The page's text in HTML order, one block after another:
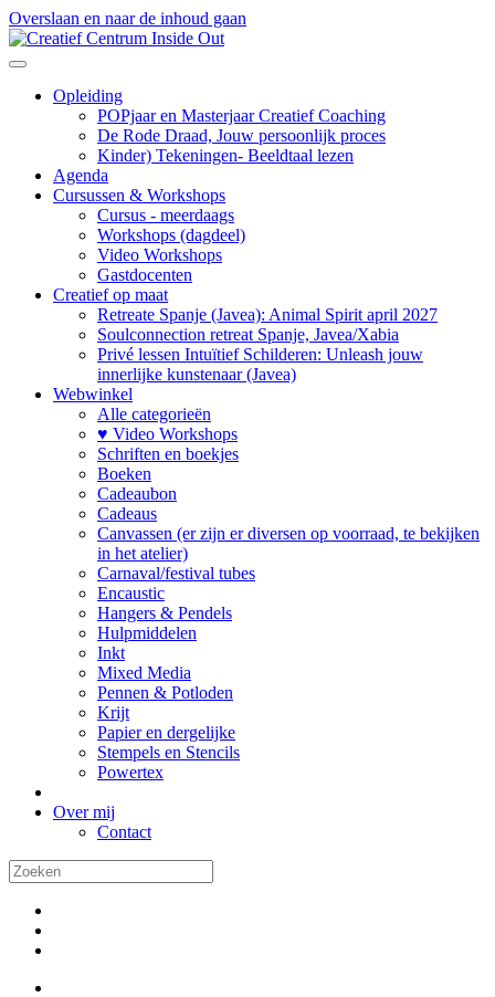
Overslaan en naar de inhoud gaan
Opleiding
POPjaar en Masterjaar Creatief Coaching
De Rode Draad, Jouw persoonlijk proces
Kinder) Tekeningen- Beeldtaal lezen
Agenda
Cursussen & Workshops
Cursus - meerdaags
Workshops (dagdeel)
Video Workshops
Gastdocenten
Creatief op maat
Retreate Spanje (Javea): Animal Spirit april 2027
Soulconnection retreat Spanje, Javea/Xabia
Privé lessen Intuïtief Schilderen: Unleash jouw
innerlijke kunstenaar (Javea)
Webwinkel
Alle categorieën
♥ Video Workshops
Schriften en boekjes
Boeken
Cadeaubon
Cadeaus
Canvassen (er zijn er diversen op voorraad, te bekijken
in het atelier)
Carnaval/festival tubes
Encaustic
Hangers & Pendels
Hulpmiddelen
Inkt
Mixed Media
Pennen & Potloden
Krijt
Papier en dergelijke
Stempels en Stencils
Powertex
Over mij
Contact